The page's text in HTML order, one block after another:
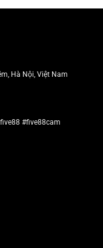
Hà Nội, Việt Nam
#five88cam